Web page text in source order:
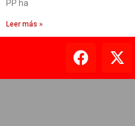
PP ha
Leer más »